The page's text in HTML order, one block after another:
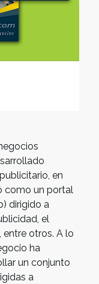
en
como un portal
dirigido a
el
entre otros. A lo
ha
un conjunto
a